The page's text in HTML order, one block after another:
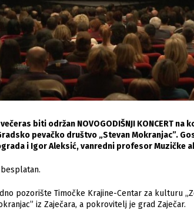
biti održan NOVOGODIŠNJI KONCERT
pevačko društvo „Stevan Mokranjac”.
i Igor Aleksić, vanredni profesor Muzičke
pozorište Timočke Krajine-Centar za kulturu
iz Zaječara, a pokrovitelj je grad Zaječar.